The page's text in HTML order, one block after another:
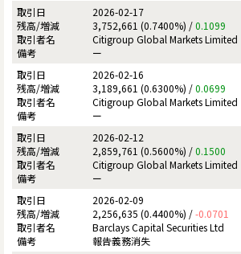
2026-02-17
3,752,661 (0.7400%) /0.1099
Citigroup Global Markets Limited
ー
2026-02-16
3,189,661 (0.6300%) /0.0699
Citigroup Global Markets Limited
ー
2026-02-12
2,859,761 (0.5600%) /0.1500
Citigroup Global Markets Limited
ー
2026-02-09
2,256,635 (0.4400%) /-0.0701
Barclays Capital Securities Ltd
報告義務消失